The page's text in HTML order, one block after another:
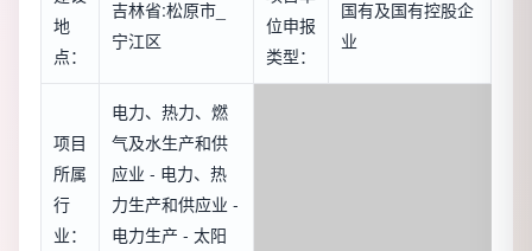
地
点：
吉林省:松原市_
宁江区
位申报
类型：
国有及国有控股企
业
项目
所属
行
业：
电力、热力、燃
气及水生产和供
应业 - 电力、热
力生产和供应业 -
电力生产 - 太阳